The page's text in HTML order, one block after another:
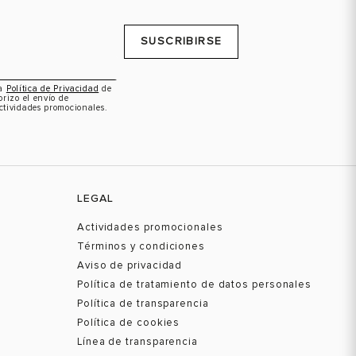
Política de Privacidad de
el envío de
promocionales.
SUSCRIBIRSE
LEGAL
Actividades promocionales
Términos y condiciones
Aviso de privacidad
Política de tratamiento de datos personales
Política de transparencia
Política de cookies
Línea de transparencia